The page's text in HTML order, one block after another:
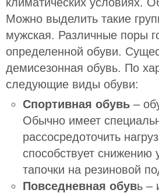
Можно выделить такие
мужская. Различные поры
определенной обуви.
демисезонная обувь. По
следующие виды обуви:
Спортивная обувь–
Обычно имеет
рассосредоточить
способствует снижению
тапочки на резиновой
Повседневная обувь –